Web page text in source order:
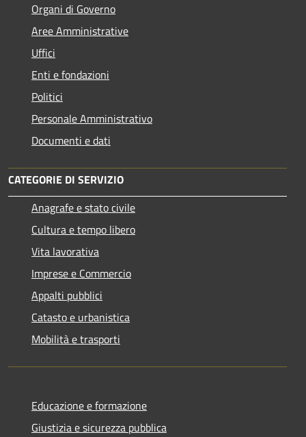
Organi di Governo
Aree Amministrative
Uffici
Enti e fondazioni
Politici
Personale Amministrativo
Documenti e dati
CATEGORIE DI SERVIZIO
Anagrafe e stato civile
Cultura e tempo libero
Vita lavorativa
Imprese e Commercio
Appalti pubblici
Catasto e urbanistica
Mobilità e trasporti
Educazione e formazione
Giustizia e sicurezza pubblica